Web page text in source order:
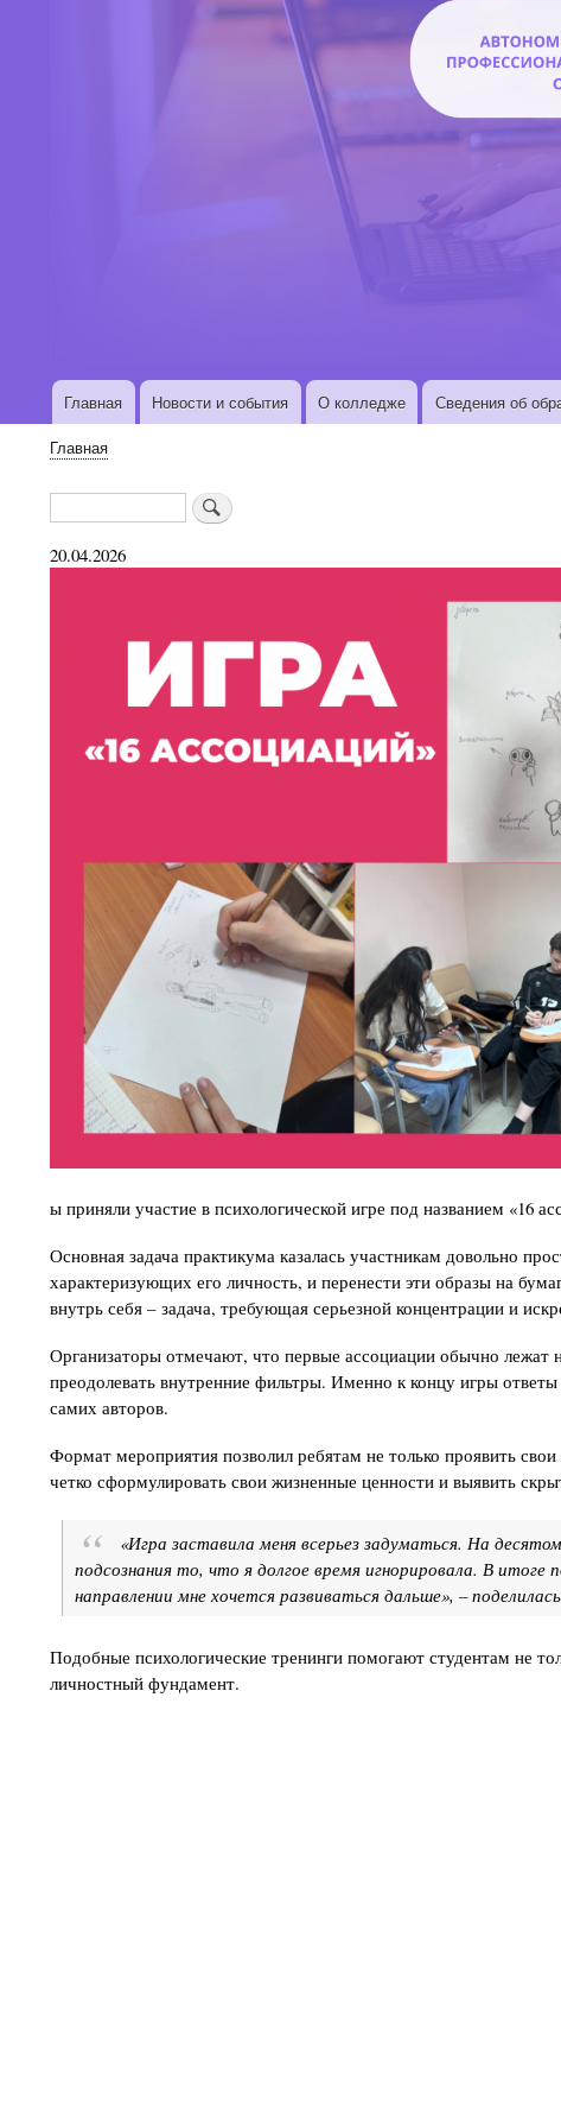
Основная
навигация
Главная Новости и события О колледже Сведения об
Строка
навигации
Главная
Поиск
20.04.2026
ы приняли участие в психологической игре под названием «16
Основная задача практикума казалась участникам довольно
характеризующих его личность, и перенести эти образы на
внутрь себя – задача, требующая серьезной концентрации и
Организаторы отмечают, что первые ассоциации обычно лежат
преодолевать внутренние фильтры. Именно к концу игры
самих авторов.
Формат мероприятия позволил ребятам не только проявить
четко сформулировать свои жизненные ценности и выявить
«Игра заставила меня всерьез задуматься. На
подсознания то, что я долгое время игнорировала. В итоге
направлении мне хочется развиваться дальше», –
Подобные психологические тренинги помогают студентам не
личностный фундамент.